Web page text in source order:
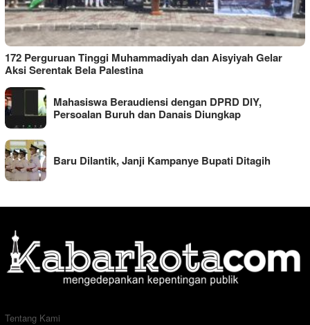
172 Perguruan Tinggi Muhammadiyah dan Aisyiyah Gelar
Aksi Serentak Bela Palestina
Mahasiswa Beraudiensi dengan DPRD DIY,
Persoalan Buruh dan Danais Diungkap
Baru Dilantik, Janji Kampanye Bupati Ditagih
Tentang Kami